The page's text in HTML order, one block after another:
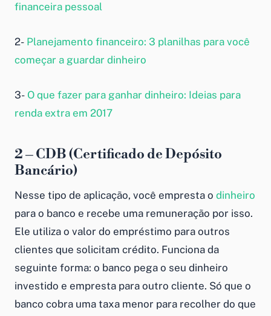
financeira pessoal
2- Planejamento financeiro: 3 planilhas para você
começar a guardar dinheiro
3- O que fazer para ganhar dinheiro: Ideias para
renda extra em 2017
2 – CDB (Certificado de Depósito
Bancário)
Nesse tipo de aplicação, você empresta o dinheiro
para o banco e recebe uma remuneração por isso.
Ele utiliza o valor do empréstimo para outros
clientes que solicitam crédito. Funciona da
seguinte forma: o banco pega o seu dinheiro
investido e empresta para outro cliente. Só que o
banco cobra uma taxa menor para recolher do que